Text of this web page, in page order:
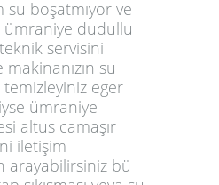
su boşatmıyor ve
ümraniye dudullu
servisini
su
eger
ümraniye
altus camaşır
iletişim
arayabilirsiniz bü